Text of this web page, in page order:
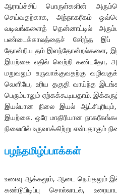
ஆராய்ச்சிப் பொருள்களின்
செய்வதற்காக, அந்நாகரீகம்
வடிவங்களைத் தென்னாட்டில்
பண்டைக்காலத்தைச் சேர்ந்த இப்
தோன்றிய தம் இளந்தோன்றல்களை,
இயற்கை எதில் வெற்றி கண்டதோ,
மறுவலும் உருவாக்குவதற்கு
வெளியே, உரிய தகுதி வாய்ந்த
பெரும்பாலும் ஏற்கக்கூடியதாம்.
இயல்பான நிலை இயல் ஆட்சிபுரியும்,
இயற்கை. ஒரே மாதிரியான
நிலையில் உருவாக்கிற்று என்பதாகும்
பழந்தமிழ்ப்பாக்கள்
உணவு ஆக்கலும், ஆடை நெய்தலும்
கண்டுபிடிப்பு சொல்லாடல்,